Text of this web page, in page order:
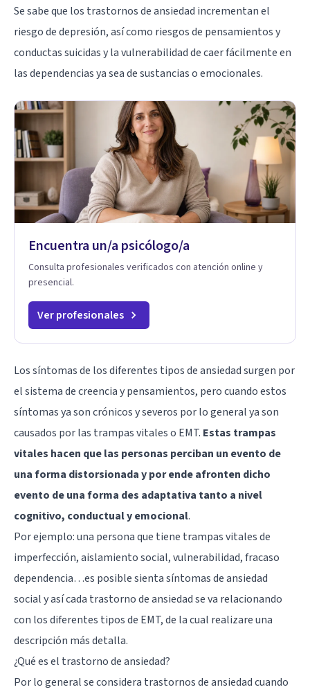
Se sabe que los trastornos de ansiedad incrementan el
riesgo de depresión, así como riesgos de pensamientos y
conductas suicidas y la vulnerabilidad de caer fácilmente en
las dependencias ya sea de sustancias o emocionales.
Encuentra un/a psicólogo/a
Consulta profesionales verificados con atención online y
presencial.
Ver profesionales
Los síntomas de los diferentes tipos de ansiedad surgen por
el sistema de creencia y pensamientos, pero cuando estos
síntomas ya son crónicos y severos por lo general ya son
causados por las trampas vitales o EMT. Estas trampas
vitales hacen que las personas perciban un evento de
una forma distorsionada y por ende afronten dicho
evento de una forma des adaptativa tanto a nivel
cognitivo, conductual y emocional.
Por ejemplo: una persona que tiene trampas vitales de
imperfección, aislamiento social, vulnerabilidad, fracaso
dependencia…es posible sienta síntomas de ansiedad
social y así cada trastorno de ansiedad se va relacionando
con los diferentes tipos de EMT, de la cual realizare una
descripción más detalla.
¿Qué es el trastorno de ansiedad?
Por lo general se considera trastornos de ansiedad cuando